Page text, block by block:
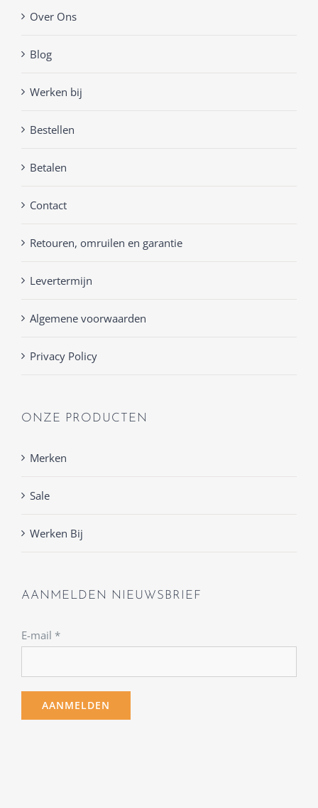
Over Ons
Blog
Werken bij
Bestellen
Betalen
Contact
Retouren, omruilen en garantie
Levertermijn
Algemene voorwaarden
Privacy Policy
ONZE PRODUCTEN
Merken
Sale
Werken Bij
AANMELDEN NIEUWSBRIEF
E-mail *